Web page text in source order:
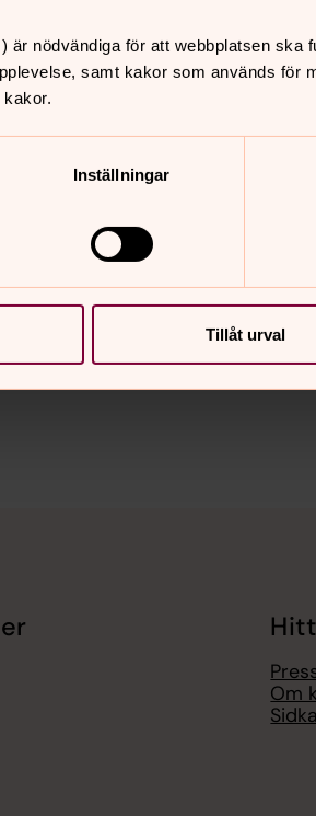
är nödvändiga för att webbplatsen
samt kakor som används för
Inställningar
Tillåt urval
på Youtube! Här har ni
Leif GW Persson,
Theodor Kallifatides,
Torbjörn Tännsjö,
Se människan-montern på
på Youtube.
Om